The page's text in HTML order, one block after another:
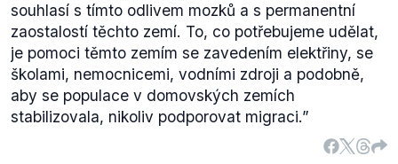
Kontrola příchozích migrantů by se dle Jiřího
Drahoše měla zabývat i důkladnějšími vstupními
pohovory.
„Při vstupních pohovorech na evropských hranicích
je důležité zjišťovat nejen totožnost uprchlíků, ale
také jejich ochotu adaptovat se k našim hodnotám a
rovnosti mužů a žen a respekt k lidským právům za
souhlasí s tímto odlivem mozků a s permanentní
zaostalostí těchto zemí. To, co potřebujeme udělat,
je pomoci těmto zemím se zavedením elektřiny, se
školami, nemocnicemi, vodními zdroji a podobně,
aby se populace v domovských zemích
stabilizovala, nikoliv podporovat migraci.”